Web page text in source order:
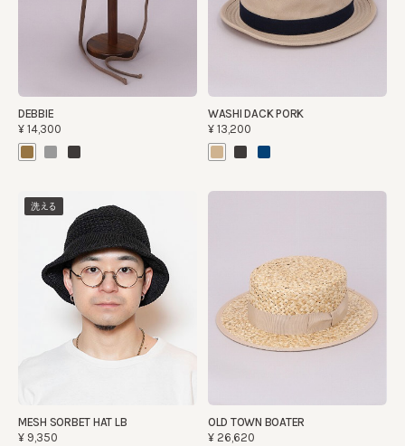
DEBBIE
¥14,300
WASHI DACK PORK
¥13,200
洗える
MESH SORBET HAT LB
¥9,350
OLD TOWN BOATER
¥26,620